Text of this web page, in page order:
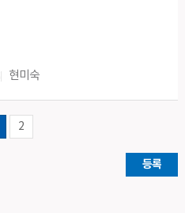
현미숙
2
등록